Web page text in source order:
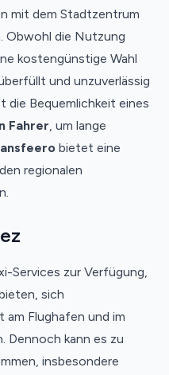
mit dem Stadtzentrum
Obwohl die Nutzung
kostengünstige Wahl
und unzuverlässig
die Bequemlichkeit eines
Fahrer, um lange
bietet eine
regionalen
Services zur Verfügung,
sich
Flughafen und im
Dennoch kann es zu
insbesondere